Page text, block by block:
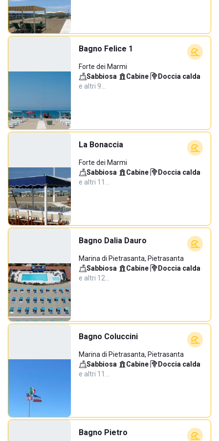
Bagno Felice 1
Forte dei Marmi
Sabbiosa· Cabine· Doccia calda·
e altri 9…
La Bonaccia
Forte dei Marmi
Sabbiosa· Cabine· Doccia calda·
e altri 11…
Bagno Dalia Dauro
Marina di Pietrasanta, Pietrasanta
Sabbiosa· Cabine· Doccia calda·
e altri 12…
Bagno Coluccini
Marina di Pietrasanta, Pietrasanta
Sabbiosa· Cabine· Doccia calda·
e altri 11…
Bagno Pietro